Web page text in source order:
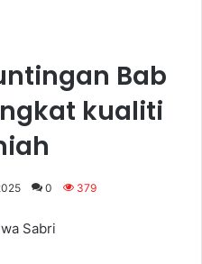
Bab
kualiti
0 379
Sabri